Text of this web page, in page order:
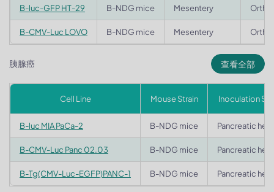
B-luc-GFP HT-29 B-NDG mice Mesentery
B-CMV-Luc LOVO B-NDG mice Mesentery
胰腺癌 查看全部
Cell Line Mouse Strain Inoculation
B-luc MIA PaCa-2 B-NDG mice Pancreatic
B-CMV-Luc Panc 02.03 B-NDG mice Pancreatic
B-Tg(CMV-Luc-EGFP)PANC-1 B-NDG mice Pancreatic